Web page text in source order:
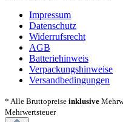
Impressum
Datenschutz
Widerrufsrecht
AGB
Batteriehinweis
Verpackungshinweise
Versandbedingungen
* Alle Bruttopreise inklusive
Mehrwertsteuer